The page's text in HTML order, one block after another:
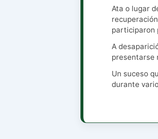
Ata o lugar
participaron
A
presentarse
Un suceso
durante